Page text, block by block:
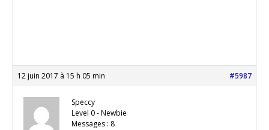
12 juin 2017 à 15 h 05 min #5987
Speccy
Level 0 - Newbie
Messages : 8